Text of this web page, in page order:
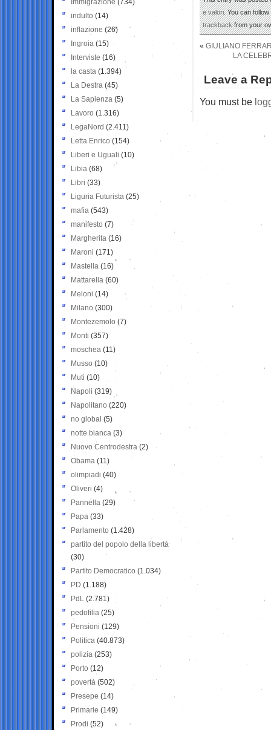
e valori. You can
trackbackfrom your
« GIULIANO
LA
Leave a
You must be
Immigrazione (734)
indulto (14)
inflazione (26)
Ingroia (15)
Interviste (16)
la casta (1.394)
La Destra (45)
La Sapienza (5)
Lavoro (1.316)
LegaNord (2.411)
Letta Enrico (154)
Liberi e Uguali (10)
Libia (68)
Libri (33)
Liguria Futurista (25)
mafia (543)
manifesto (7)
Margherita (16)
Maroni (171)
Mastella (16)
Mattarella (60)
Meloni (14)
Milano (300)
Montezemolo (7)
Monti (357)
moschea (11)
Musso (10)
Muti (10)
Napoli (319)
Napolitano (220)
no global (5)
notte bianca (3)
Nuovo Centrodestra (2)
Obama (11)
olimpiadi (40)
Oliveri (4)
Pannella (29)
Papa (33)
Parlamento (1.428)
partito del popolo della libertà
(30)
Partito Democratico (1.034)
PD (1.188)
PdL (2.781)
pedofilia (25)
Pensioni (129)
Politica (40.873)
polizia (253)
Porto (12)
povertà (502)
Presepe (14)
Primarie (149)
Prodi (52)